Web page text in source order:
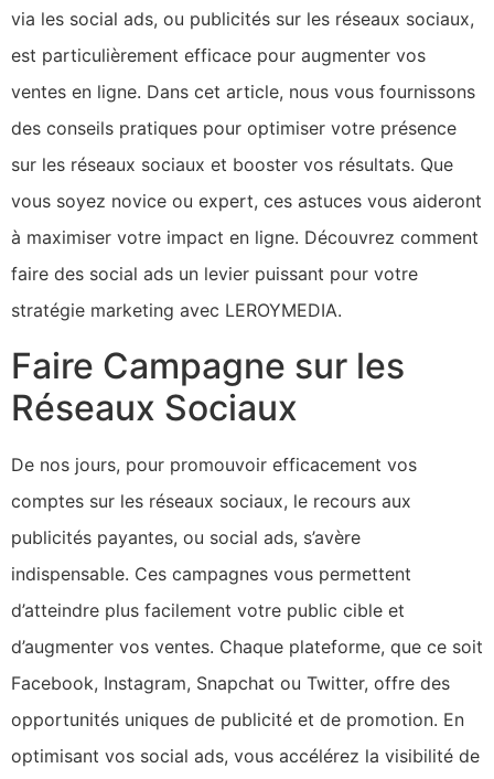
via les social ads, ou publicités sur les réseaux sociaux,
est particulièrement efficace pour augmenter vos
ventes en ligne. Dans cet article, nous vous fournissons
des conseils pratiques pour optimiser votre présence
sur les réseaux sociaux et booster vos résultats. Que
vous soyez novice ou expert, ces astuces vous aideront
à maximiser votre impact en ligne. Découvrez comment
faire des social ads un levier puissant pour votre
stratégie marketing avec LEROYMEDIA.
Faire Campagne sur les
Réseaux Sociaux
De nos jours, pour promouvoir efficacement vos
comptes sur les réseaux sociaux, le recours aux
publicités payantes, ou social ads, s’avère
indispensable. Ces campagnes vous permettent
d’atteindre plus facilement votre public cible et
d’augmenter vos ventes. Chaque plateforme, que ce soit
Facebook, Instagram, Snapchat ou Twitter, offre des
opportunités uniques de publicité et de promotion. En
optimisant vos social ads, vous accélérez la visibilité de